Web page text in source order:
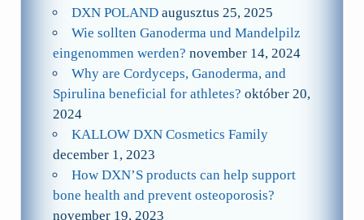
DXN POLAND augusztus 25, 2025
Wie sollten Ganoderma und Mandelpilz
eingenommen werden? november 14, 2024
Why are Cordyceps, Ganoderma, and
Spirulina beneficial for athletes? október 20,
2024
KALLOW DXN Cosmetics Family
december 1, 2023
How DXN’S products can help support
bone health and prevent osteoporosis?
november 19, 2023